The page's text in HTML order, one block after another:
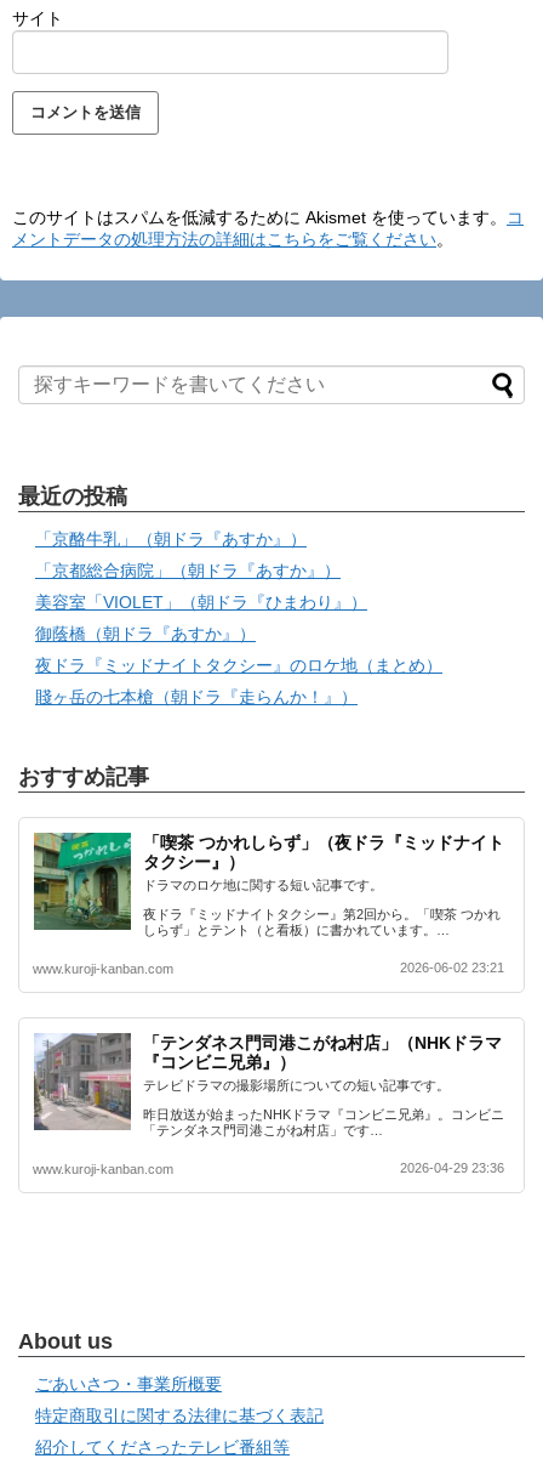
サイト
このサイトはスパムを低減するために Akismet を使っています。
コ
メントデータの処理方法の詳細はこちらをご覧ください。
最近の投稿
「京酪牛乳」（朝ドラ『あすか』）
「京都総合病院」（朝ドラ『あすか』）
美容室「VIOLET」（朝ドラ『ひまわり』）
御蔭橋（朝ドラ『あすか』）
夜ドラ『ミッドナイトタクシー』のロケ地（まとめ）
賤ヶ岳の七本槍（朝ドラ『走らんか！』）
おすすめ記事
「喫茶 つかれしらず」（夜ドラ『ミッドナイト
タクシー』）
ドラマのロケ地に関する短い記事です。
夜ドラ『ミッドナイトタクシー』第2回から。「喫茶 つかれ
しらず」とテント（と看板）に書かれています。…
www.kuroji-kanban.com 2026-06-02 23:21
「テンダネス門司港こがね村店」（NHKドラマ
『コンビニ兄弟』）
テレビドラマの撮影場所についての短い記事です。
昨日放送が始まったNHKドラマ『コンビニ兄弟』。コンビニ
「テンダネス門司港こがね村店」です…
www.kuroji-kanban.com 2026-04-29 23:36
About us
ごあいさつ・事業所概要
特定商取引に関する法律に基づく表記
紹介してくださったテレビ番組等